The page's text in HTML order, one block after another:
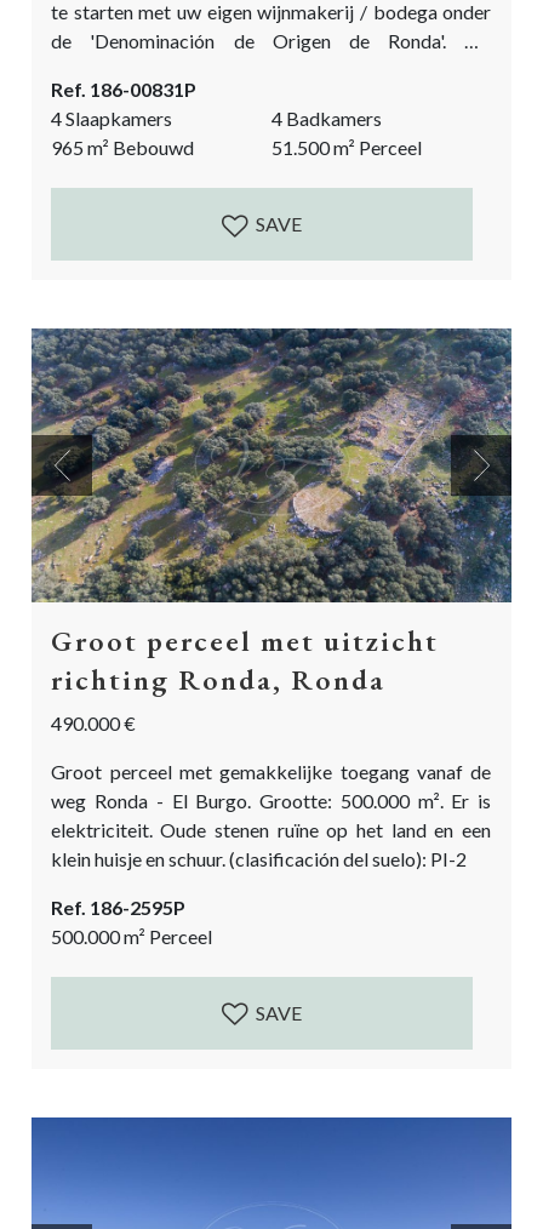
te starten met uw eigen wijnmakerij / bodega onder
de 'Denominación de Origen de Ronda'. Dit
wijnproductie, kantoren, een lab, plus toeristische
accommodatie voor bodega-bezoeken en
wijntoerisme, waaronder een proefkamer, boutique
B&B en een winkel. Het is een unieke mogelijkheid
om een wijngaard te kopen met alle licenties en...
Ref. 186-00831P
4 Slaapkamers
4 Badkamers
965m² Bebouwd 51.500m² Perceel
SAVE
Previous Next
Groot perceel met uitzicht
richting Ronda, Ronda
490.000 €
Groot perceel met gemakkelijke toegang vanaf de
weg Ronda - El Burgo. Grootte: 500.000 m². Er is
elektriciteit. Oude stenen ruïne op het land en een
klein huisje en schuur. (clasificación del suelo): PI-2
Ref. 186-2595P
500.000m² Perceel
SAVE